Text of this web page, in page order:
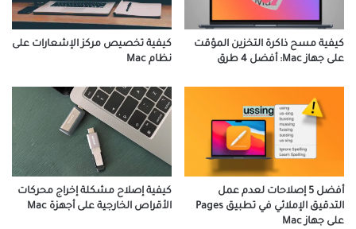
كيفية مسح ذاكرة التخزين المؤقت
على جهاز Mac: أفضل 4 طرق
كيفية تخصيص مركز الإشعارات على
نظام Mac
أفضل 5 إصلاحات لعدم عمل
التدقيق الإملائي في تطبيق Pages
على جهاز Mac
كيفية إصلاح مشكلة إخراج محركات
الأقراص الخارجية على أجهزة Mac